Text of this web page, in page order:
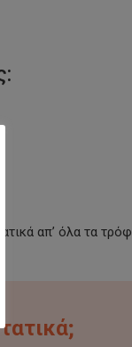
απ’ όλα τα